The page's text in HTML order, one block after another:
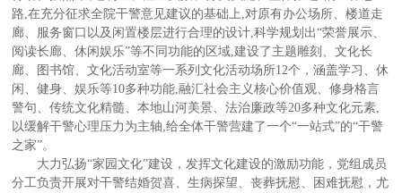
路,在充分征求全院干警意见建议的基础上,对原有办公场所、楼道走
廊、服务窗口以及闲置楼层进行合理的设计,科学规划出“荣誉展示、
阅读长廊、休闲娱乐”等不同功能的区域,建设了主题雕刻、文化长
廊、图书馆、文化活动室等一系列文化活动场所12个，涵盖学习、休
闲、健身、娱乐等10多种功能,融汇社会主义核心价值观、修身格言
警句、传统文化精髓、本地山河美景、法治廉政等20多种文化元素,
以缓解干警心理压力为主轴,给全体干警营建了一个“一站式”的“干警
之家”。
大力弘扬“家园文化”建设，发挥文化建设的激励功能，党组成员
分工负责开展对干警结婚贺喜、生病探望、丧葬抚慰、困难抚慰，尤